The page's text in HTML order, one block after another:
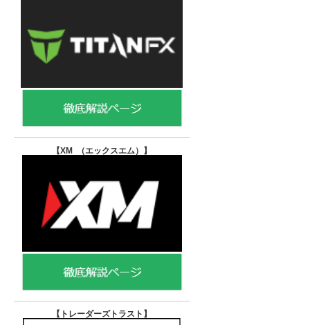
【XM （エックスエム） 】
【トレーダーズトラスト 】